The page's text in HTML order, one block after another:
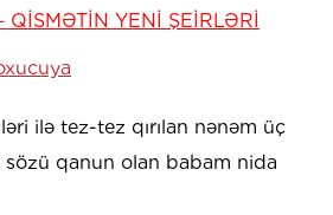
QİSMƏTİN YENİ ŞEİRLƏRİ
ilə tez-tez qırılan nənəm üç
qanun olan babam nida